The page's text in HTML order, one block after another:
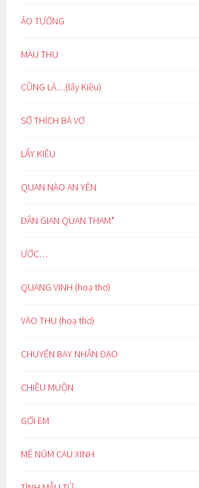
ẢO TƯỞNG
MÀU THU
CŨNG LÀ…(lẩy Kiều)
SỞ THÍCH BÁ VƠ
LẨY KIỀU
QUAN NÀO AN YÊN
DÂN GIAN QUAN THAM*
ƯỚC…
QUANG VINH (hoạ thơ)
VÀO THU (hoạ thơ)
CHUYẾN BAY NHÂN ĐẠO
CHIỀU MUỘN
GỞI EM
MÊ NÚM CAU XINH